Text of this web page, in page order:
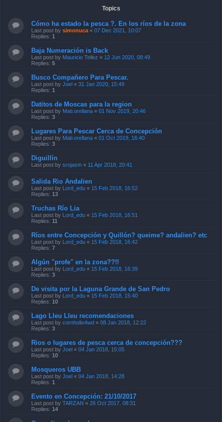
Topics
Cómo ha estado la pesca ?. En los ríos de la zona
Last post by simonuca « 07 Dec 2021, 10:07
Replies: 1
Baja Numeración is Back
Last post by Mauricio Tellez « 12 Jun 2020, 08:49
Replies: 5
Busco Compañero Para Pescar.
Last post by Joel « 31 Jan 2020, 15:49
Replies: 1
Datitos de Moscas para la region
Last post by Mati.orellana « 01 Nov 2019, 20:46
Replies: 3
Lugares Para Pescar Cerca de Concepción
Last post by Mati.orellana « 01 Oct 2019, 16:40
Replies: 3
Diguillín
Last post by srojasm « 11 Apr 2018, 20:41
Salida Rio Andalien
Last post by Lord_edu « 15 Feb 2018, 16:52
Replies: 13
Truchas Río Lia
Last post by Lord_edu « 15 Feb 2018, 16:51
Replies: 11
Ríos entre Concepción y Quillón? queime? andalien? etc
Last post by Lord_edu « 15 Feb 2018, 16:42
Replies: 7
Algún "profe" en la zona??!!
Last post by Lord_edu « 15 Feb 2018, 16:39
Replies: 3
De visita por la Laguna Grande de San Pedro
Last post by Lord_edu « 15 Feb 2018, 15:40
Replies: 10
Lago Lleu Lleu recomendaciones
Last post by cornholio4wd « 08 Jan 2018, 12:22
Replies: 3
Rios o lugares de pesca cerca de concepción???
Last post by Joel « 04 Jan 2018, 15:05
Replies: 10
Mosqueros UBB
Last post by Joel « 04 Jan 2018, 14:28
Replies: 1
Evento en Concepción: 21/10/2017
Last post by TARZAN « 26 Oct 2017, 08:31
Replies: 14